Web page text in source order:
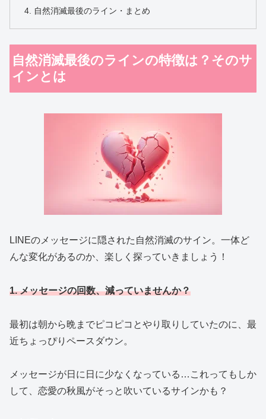
自然消滅最後のライン・まとめ
自然消滅最後のラインの特徴は？そのサ
インとは
LINEのメッセージに隠された自然消滅のサイン。一体ど
んな変化があるのか、楽しく探っていきましょう！
1. メッセージの回数、減っていませんか？
最初は朝から晩までピコピコとやり取りしていたのに、最
近ちょっぴりペースダウン。
メッセージが日に日に少なくなっている…これってもしか
して、恋愛の秋風がそっと吹いているサインかも？